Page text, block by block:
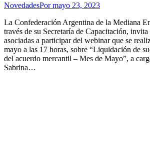
NovedadesPormayo 23, 2023
La Confederación Argentina de la Mediana
través de su Secretaría de Capacitación, invita
asociadas a participar del webinar que se
mayo a las 17 horas, sobre “Liquidación de
del acuerdo mercantil – Mes de Mayo”, a
Sabrina…